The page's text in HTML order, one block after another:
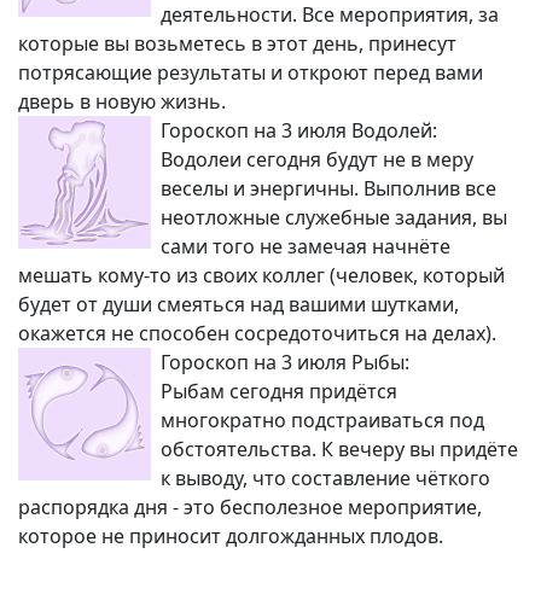
деятельности. Все мероприятия, за
которые вы возьметесь в этот день, принесут
потрясающие результаты и откроют перед вами
дверь в новую жизнь.
Гороскоп на 3 июля Водолей:
Водолеи сегодня будут не в меру
веселы и энергичны. Выполнив все
неотложные служебные задания, вы
сами того не замечая начнёте
мешать кому-то из своих коллег (человек, который
будет от души смеяться над вашими шутками,
окажется не способен сосредоточиться на делах).
Гороскоп на 3 июля Рыбы:
Рыбам сегодня придётся
многократно подстраиваться под
обстоятельства. К вечеру вы придёте
к выводу, что составление чёткого
распорядка дня - это бесполезное мероприятие,
которое не приносит долгожданных плодов.